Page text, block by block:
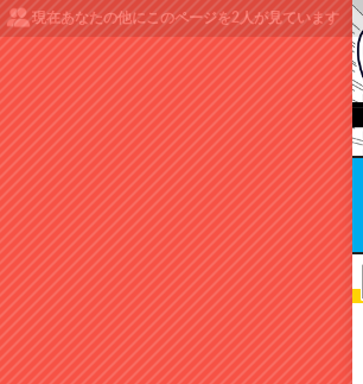
現在あなたの他にこのページを2人が見ています